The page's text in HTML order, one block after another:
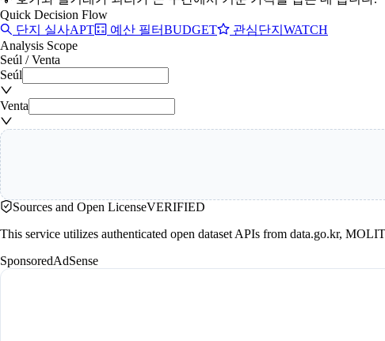
Quick Decision Flow
단지 실사APT 예산 필터BUDGET 관심단지 WATCH
Analysis Scope
Seúl /Venta
Seúl
Venta
Sources and Open LicenseVERIFIED
This service utilizes authenticated open dataset APIs from data.go.kr,
SponsoredAdSense